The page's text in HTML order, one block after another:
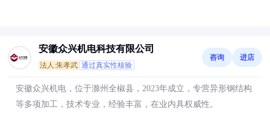
安徽众兴机电科技有限公司
法人:朱孝武 通过真实性核验
咨询 进店
安徽众兴机电，位于滁州全椒县，2023年成立，专营异形钢结构
等多项加工，技术专业，经验丰富，在业内具权威性。